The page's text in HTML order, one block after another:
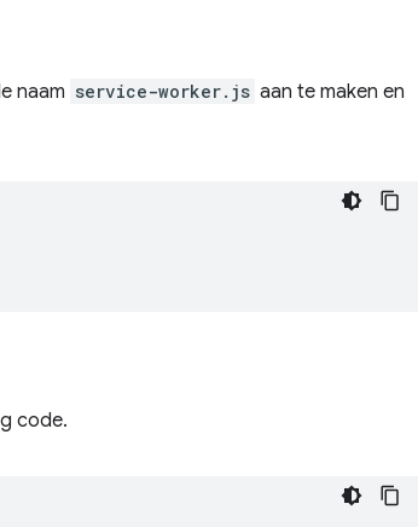
naam service-worker.js aan te maken en
code.